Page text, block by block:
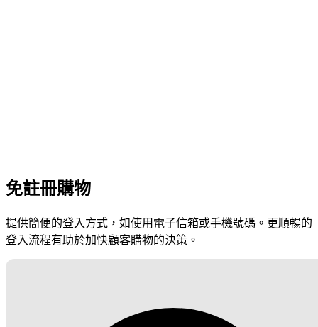
免註冊購物
提供簡便的登入方式，如使用電子信箱或手機號碼。更順暢的
登入流程有助於加快顧客購物的決策。